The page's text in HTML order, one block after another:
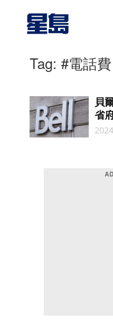
Tag: #電話費
貝
省